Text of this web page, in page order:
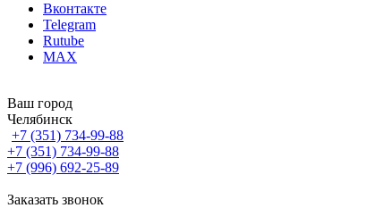
Вконтакте
Telegram
Rutube
MAX
Ваш город
Челябинск
+7 (351) 734-99-88
+7 (351) 734-99-88
+7 (996) 692-25-89
Заказать звонок